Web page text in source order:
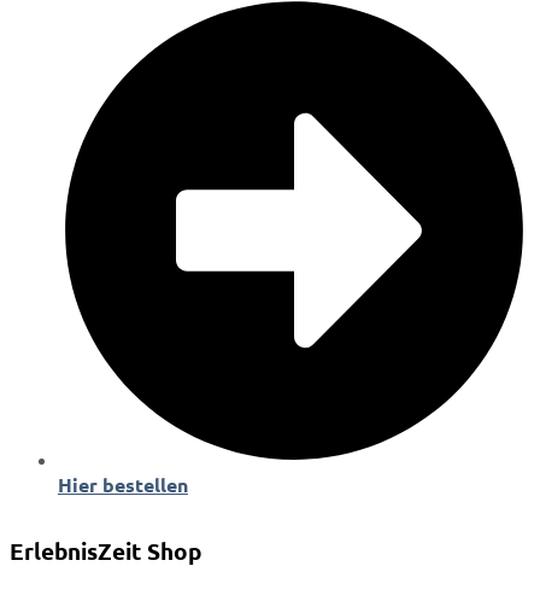
Hier bestellen
ErlebnisZeit Shop